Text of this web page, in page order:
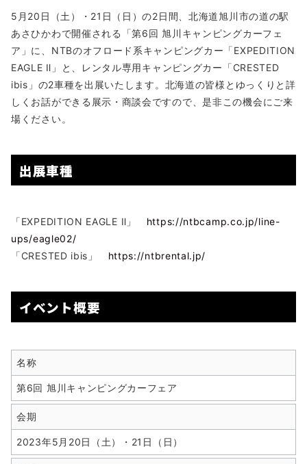
5月20日（土）・21日（日）の2日間、北海道旭川市の道の駅
あさひかわで開催される「第6回 旭川キャンピングカーフェ
ア」に、NTBのオフロード系キャンピングカー「EXPEDITION
EAGLE Ⅱ」と、レンタル専用キャンピングカー「CRESTED
ibis」の2車種を出展いたします。北海道の皆様とゆっくりと詳
しくお話ができる展示・商談会ですので、是非この機会にご来
場ください。
出展車種
「EXPEDITION EAGLE Ⅱ」 https://ntbcamp.co.jp/line-
ups/eagle02/
「CRESTED ibis」 https://ntbrental.jp/
イベント概要
名称
第6回 旭川キャンピングカーフェア
会期
2023年5月20日（土）・21日（日）